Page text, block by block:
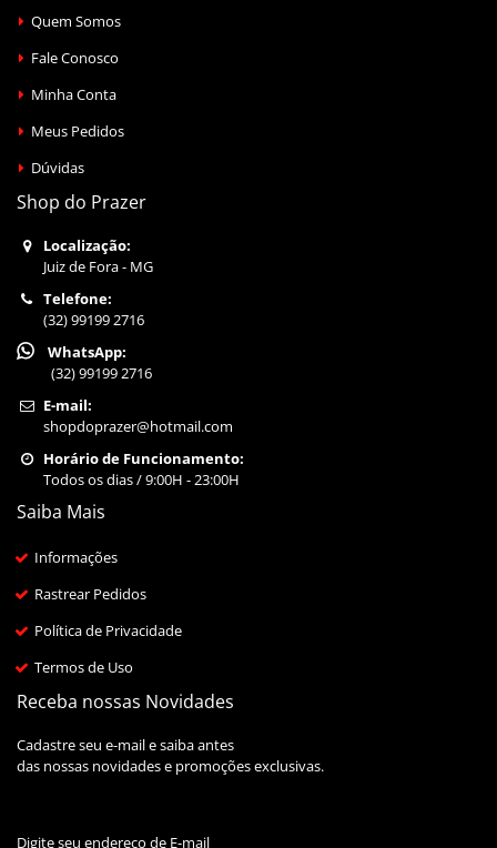
Quem Somos
Fale Conosco
Minha Conta
Meus Pedidos
Dúvidas
Shop do Prazer
Localização:
Juiz de Fora - MG
Telefone:
(32) 99199 2716
WhatsApp:
(32) 99199 2716
E-mail:
shopdoprazer@hotmail.com
Horário de Funcionamento:
Todos os dias / 9:00H - 23:00H
Saiba Mais
Informações
Rastrear Pedidos
Política de Privacidade
Termos de Uso
Receba nossas Novidades
Cadastre seu e-mail e saiba antes
das nossas novidades e promoções exclusivas.
Digite seu endereço de E-mail